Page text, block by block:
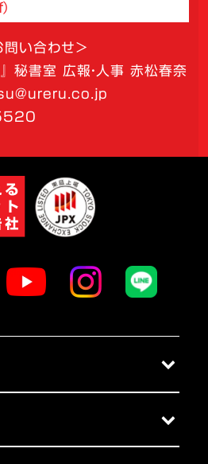
問い合わせ＞
』 秘書室 広報・人事 赤松春奈
ング